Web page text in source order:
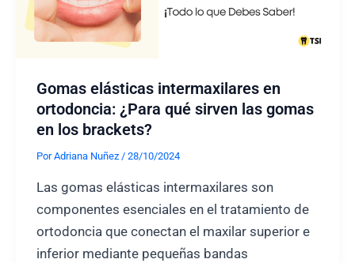
Gomas elásticas intermaxilares en
ortodoncia: ¿Para qué sirven las gomas
en los brackets?
PorAdriana Nuñez / 28/10/2024
Las gomas elásticas intermaxilares son
componentes esenciales en el tratamiento de
ortodoncia que conectan el maxilar superior e
inferior mediante pequeñas bandas